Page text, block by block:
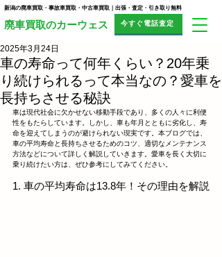
今すぐ電話査定
​廃車買取のカーウェス
新潟の廃車買取・事故車買取・中古車買取｜出張・査定・引き取り無料
車の寿命って何年くらい？20年乗
り続けられるって本当なの？愛車を
長持ちさせる秘訣
2025年3月24日
車は現代社会に欠かせない移動手段であり、多くの人々に利便
性をもたらしています。しかし、車も年月とともに劣化し、寿
命を迎えてしまうのが避けられない現実です。本ブログでは、
車の平均寿命と長持ちさせるためのコツ、適切なメンテナンス
方法などについて詳しく解説していきます。愛車を長く大切に
乗り続けたい方は、ぜひ参考にしてみてください。
1. 車の平均寿命は13.8年！その理由を解説